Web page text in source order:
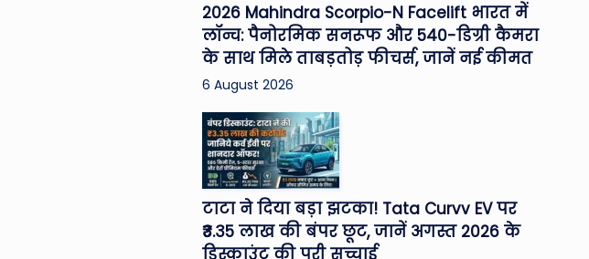
2026 Mahindra Scorpio-N Facelift भारत में
लॉन्च: पैनोरमिक सनरूफ और 540-डिग्री कैमरा
के साथ मिले ताबड़तोड़ फीचर्स, जानें नई कीमत
6 August 2026
टाटा ने दिया बड़ा झटका! Tata Curvv EV पर
₹3.35 लाख की बंपर छूट, जानें अगस्त 2026 के
डिस्काउंट की पूरी सच्चाई